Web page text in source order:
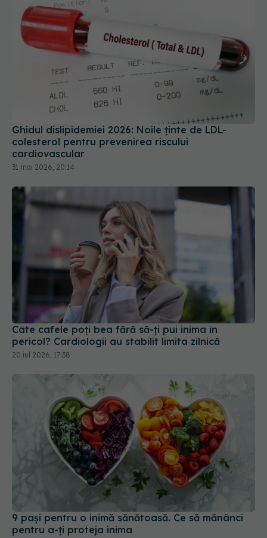
Ghidul dislipidemiei 2026: Noile ținte de LDL-
colesterol pentru prevenirea riscului
cardiovascular
31 mai 2026, 20:14
Câte cafele poți bea fără să-ți pui inima în
pericol? Cardiologii au stabilit limita zilnică
20 iul 2026, 17:38
9 pași pentru o inimă sănătoasă. Ce să mănânci
pentru a-ți proteja inima
03 apr 2026, 10:00